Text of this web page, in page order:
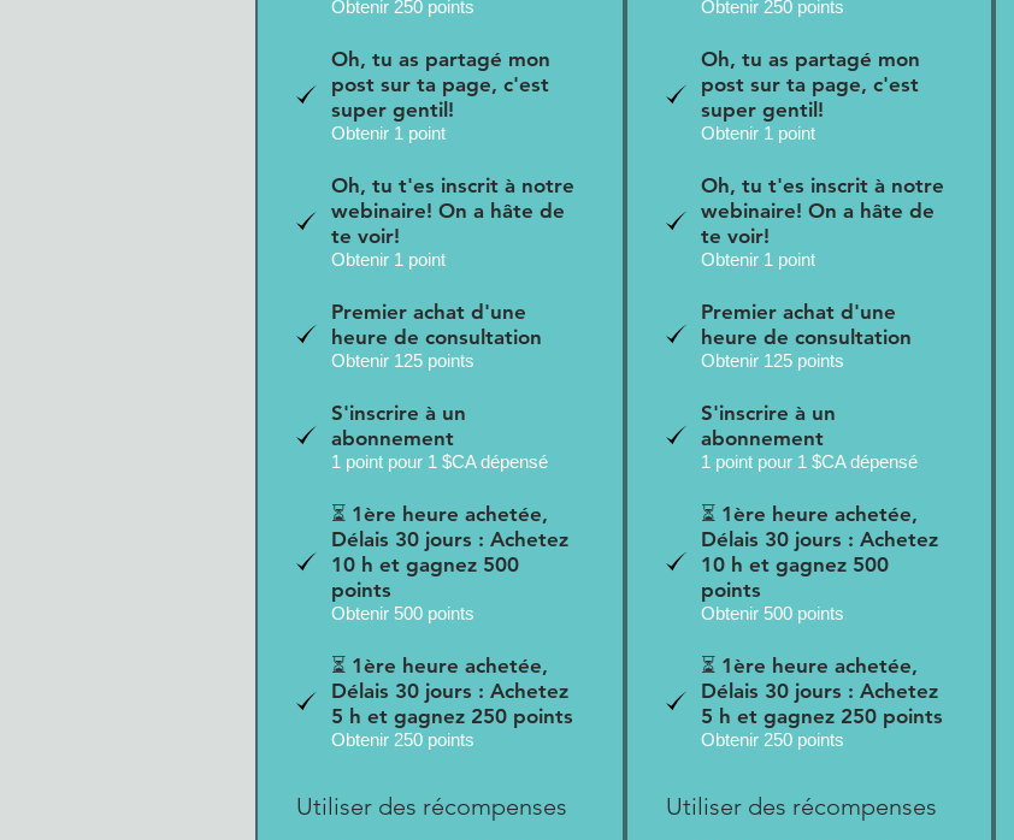
Obtenir 250 points
Oh, tu as partagé mon
post sur ta page, c'est
super gentil!
Obtenir 1 point
Oh, tu t'es inscrit à notre
webinaire! On a hâte de
te voir!
Obtenir 1 point
Premier achat d'une
heure de consultation
Obtenir 125 points
S'inscrire à un
abonnement
1 point pour 1 $CA dépensé
⏳ 1ère heure achetée,
Délais 30 jours : Achetez
10 h et gagnez 500
points
Obtenir 500 points
⏳ 1ère heure achetée,
Délais 30 jours : Achetez
5 h et gagnez 250 points
Obtenir 250 points
Utiliser des récompenses
Obtenir 250 points
Oh, tu as partagé mon
post sur ta page, c'est
super gentil!
Obtenir 1 point
Oh, tu t'es inscrit à notre
webinaire! On a hâte de
te voir!
Obtenir 1 point
Premier achat d'une
heure de consultation
Obtenir 125 points
S'inscrire à un
abonnement
1 point pour 1 $CA dépensé
⏳ 1ère heure achetée,
Délais 30 jours : Achetez
10 h et gagnez 500
points
Obtenir 500 points
⏳ 1ère heure achetée,
Délais 30 jours : Achetez
5 h et gagnez 250 points
Obtenir 250 points
Utiliser des récompenses